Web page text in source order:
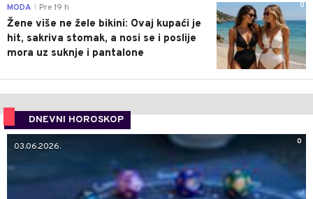
0
MODA Pre 19 h
Žene više ne žele bikini: Ovaj kupaći je
hit, sakriva stomak, a nosi se i poslije
mora uz suknje i pantalone
DNEVNI HOROSKOP
0
03.06.2026.